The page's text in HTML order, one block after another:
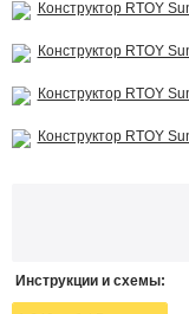
Инструкции и схемы: